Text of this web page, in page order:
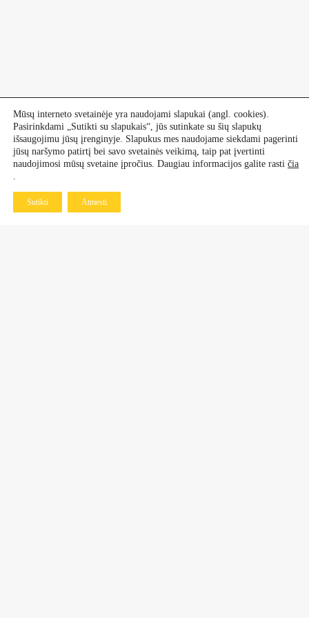
Mūsų interneto svetainėje yra naudojami slapukai (angl. cookies).
Pasirinkdami „Sutikti su slapukais“, jūs sutinkate su šių slapukų
išsaugojimu jūsų įrenginyje. Slapukus mes naudojame siekdami pagerinti
jūsų naršymo patirtį bei savo svetainės veikimą, taip pat įvertinti
naudojimosi mūsų svetaine įpročius. Daugiau informacijos galite rasti čia
.
Sutikti Atmesti